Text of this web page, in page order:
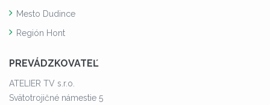
Mesto Dudince
Región Hont
PREVÁDZKOVATEĽ
ATELIER TV s.r.o.
Svätotrojičné námestie 5